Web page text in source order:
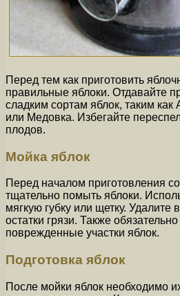
Перед тем как приготовить
правильные яблоки. Отдавайте
сладким сортам яблок, таким
или Медовка. Избегайте
плодов.
Мойка яблок
Перед началом приготовления
тщательно помыть яблоки.
мягкую губку или щетку. Удалите
остатки грязи. Также
поврежденные участки яблок.
Подготовка яблок
После мойки яблок необходимо